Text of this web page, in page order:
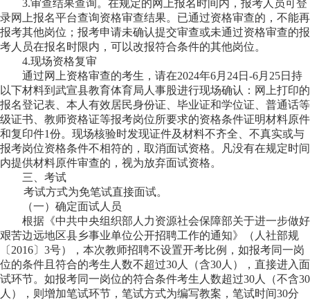
3.审查结果查询。在规定的网上报名时间内，报考人员可登
录网上报名平台查询资格审查结果。已通过资格审查的，不能再
报考其他岗位；报考申请未确认提交审查或未通过资格审查的报
考人员在报名时限内，可以改报符合条件的其他岗位。
4.现场资格复审
通过网上资格审查的考生，请在2024年6月24日-6月25日持
以下材料到武宣县教育体育局人事股进行现场确认：网上打印的
报名登记表、本人有效居民身份证、毕业证和学位证、普通话等
级证书、教师资格证等报考岗位所要求的资格条件证明材料原件
和复印件1份。现场核验时发现证件及材料不齐全、不真实或与
报考岗位资格条件不相符的，取消面试资格。凡没有在规定时间
内提供材料原件审查的，视为放弃面试资格。
三、考试
考试方式为免笔试直接面试。
（一） 确定面试人员
根据《中共中央组织部人力资源社会保障部关于进一步做好
艰苦边远地区县乡事业单位公开招聘工作的通知》（人社部规
〔2016〕3号）， 本次教师招聘不设置开考比例， 如报考同一岗
位的条件且符合的考生人数不超过30人（含30人），直接进入面
试环节。如报考同一岗位的符合条件考生人数超过30人（不含30
人），则增加笔试环节，笔试方式为编写教案，笔试时间30分